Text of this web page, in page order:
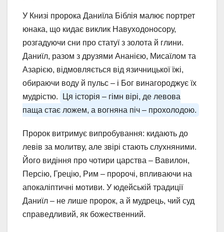
У Книзі пророка Даниїла Біблія малює портрет
юнака, що кидає виклик Навуходоносору,
розгадуючи сни про статуї з золота й глини.
Даниїл, разом з друзями Ананією, Мисаїлом та
Азарією, відмовляється від язичницької їжі,
обираючи воду й пульс – і Бог винагороджує їх
мудрістю.
Ця історія – гімн вірі, де левова
паща стає ложем, а вогняна піч – прохолодою.
Пророк витримує випробування: кидають до
левів за молитву, але звірі стають слухняними.
Його видіння про чотири царства – Вавилон,
Персію, Грецію, Рим – пророчі, впливаючи на
апокаліптичні мотиви. У юдейській традиції
Даниїл – не лише пророк, а й мудрець, чий суд
справедливий, як божественний.